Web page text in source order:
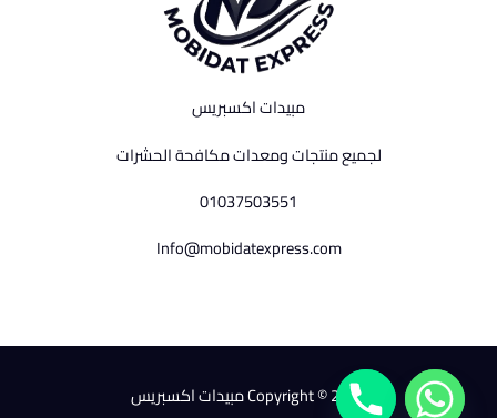
مبيدات اكسبريس
لجميع منتجات ومعدات مكافحة الحشرات
01037503551
Info@mobidatexpress.com
Copyright © 2026 مبيدات اكسبريس